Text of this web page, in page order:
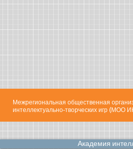
Межрегиональная общественная
интеллектуально-творческих игр (МОО
Академия